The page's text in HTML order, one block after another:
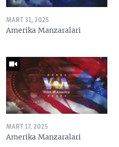
MART 31, 2025
Amerika Manzaralari
MART 17, 2025
Amerika Manzaralari